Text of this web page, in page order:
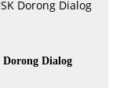
Dialog